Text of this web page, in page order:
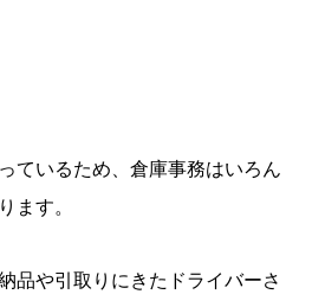
ているため、倉庫事務はいろん
ます。
品や引取りにきたドライバーさ